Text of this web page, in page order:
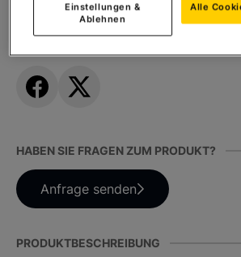
HABEN SIE FRAGEN ZUM PRODUKT?
Anfrage senden
PRODUKTBESCHREIBUNG
Einstellungen &
Ablehnen
Alle